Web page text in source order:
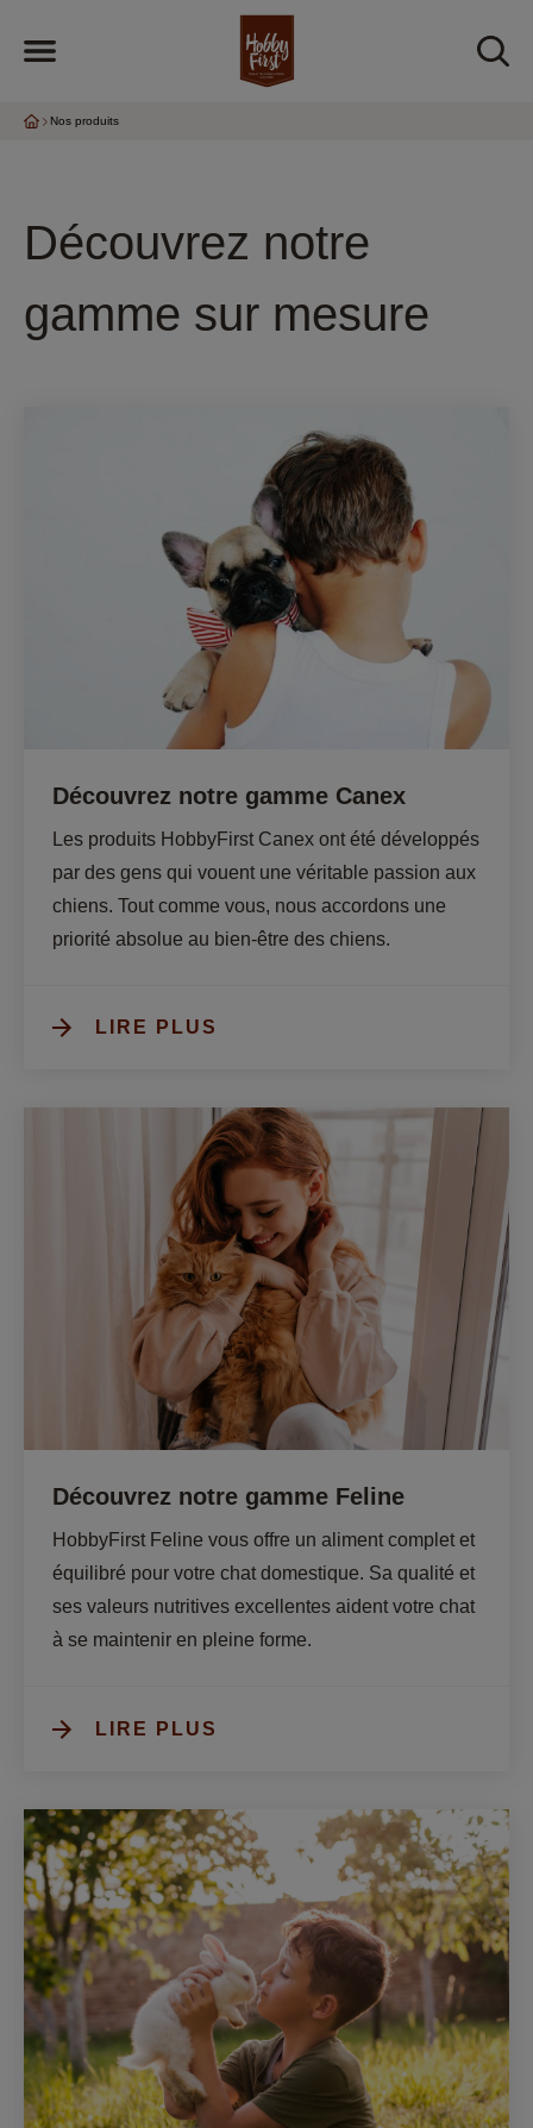
Nos produits
Découvrez notre
gamme sur mesure
Découvrez notre gamme Canex
Les produits HobbyFirst Canex ont été développés
par des gens qui vouent une véritable passion aux
chiens. Tout comme vous, nous accordons une
priorité absolue au bien-être des chiens.
LIRE PLUS
Découvrez notre gamme Feline
HobbyFirst Feline vous offre un aliment complet et
équilibré pour votre chat domestique. Sa qualité et
ses valeurs nutritives excellentes aident votre chat
à se maintenir en pleine forme.
LIRE PLUS